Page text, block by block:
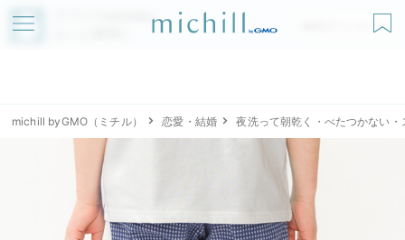
アプリでmichillが
無料ダウンロード
michill byGMO（ミチル） 恋愛・結婚 夜洗って朝乾く・べたつかない